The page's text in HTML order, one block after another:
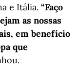
e Itália. “Faço
as nossas
em benefício
que